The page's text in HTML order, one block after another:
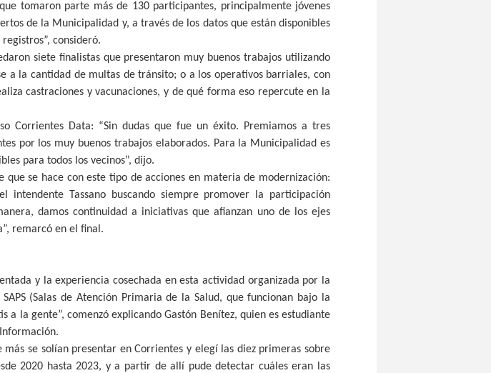
tomaron parte más de 130 participantes, principalmente jóvenes
de la Municipalidad y, a través de los datos que están disponibles
consideró.
siete finalistas que presentaron muy buenos trabajos utilizando
a la cantidad de multas de tránsito; o a los operativos barriales, con
castraciones y vacunaciones, y de qué forma eso repercute en la
Corrientes Data: “Sin dudas que fue un éxito. Premiamos a tres
por los muy buenos trabajos elaborados. Para la Municipalidad es
para todos los vecinos”, dijo.
se hace con este tipo de acciones en materia de modernización:
intendente Tassano buscando siempre promover la participación
damos continuidad a iniciativas que afianzan uno de los ejes
remarcó en el final.
y la experiencia cosechada en esta actividad organizada por la
(Salas de Atención Primaria de la Salud, que funcionan bajo la
la gente”, comenzó explicando Gastón Benítez, quien es estudiante
se solían presentar en Corrientes y elegí las diez primeras sobre
2020 hasta 2023, y a partir de allí pude detectar cuáles eran las